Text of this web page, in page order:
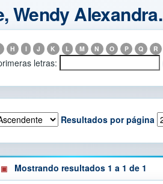
Wendy Alexandra.
H I J K L M N O P Q R
letras:
Resultados por página
Mostrando resultados 1 a 1 de 1